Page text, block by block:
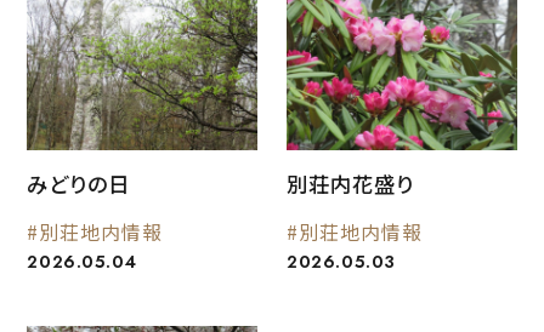
みどりの日
#別荘地内情報
2026.05.04
別荘内花盛り
#別荘地内情報
2026.05.03